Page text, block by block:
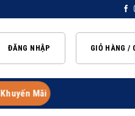
ĐĂNG NHẬP GIỎ HÀNG /
Khuyến Mãi